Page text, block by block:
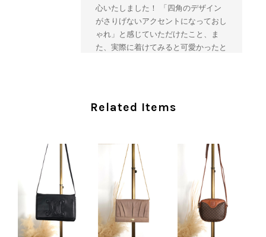
心いたしました！ 「四角のデザイン
がさりげないアクセントになっておし
ゃれ」と感じていただけたこと、ま
た、実際に着けてみると可愛かったと
ご愛用いただけましたら幸いです。
談ください。 またご縁がございまし
たら、ぜひよろしくお願いいたしま
す。 VintageShop solo
Related Items